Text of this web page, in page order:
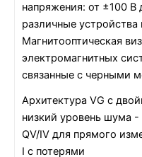
напряжения: от ±100
различные
Магнитооптическая
электромагнитных
связанные с черными
Архитектура VG с
низкий уровень шума
QV/IV для прямого
I с потерями